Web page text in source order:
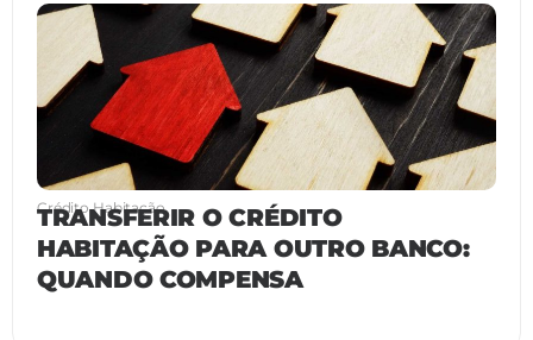
Crédito Habitação
TRANSFERIR O CRÉDITO
HABITAÇÃO PARA OUTRO BANCO:
QUANDO COMPENSA